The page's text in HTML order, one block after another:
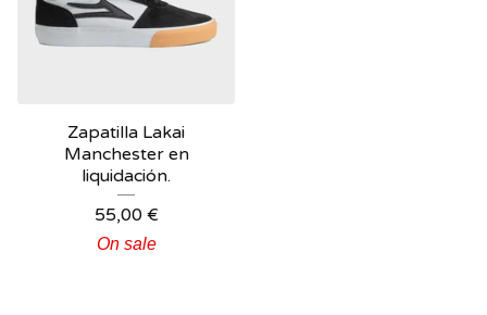
Zapatilla Lakai
Manchester en
liquidación.
55,00 €
On sale